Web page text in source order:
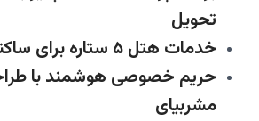
تحویل
خدمات هتل ۵ ستاره برای ساکنان
حریم خصوصی هوشمند با
مشربیای